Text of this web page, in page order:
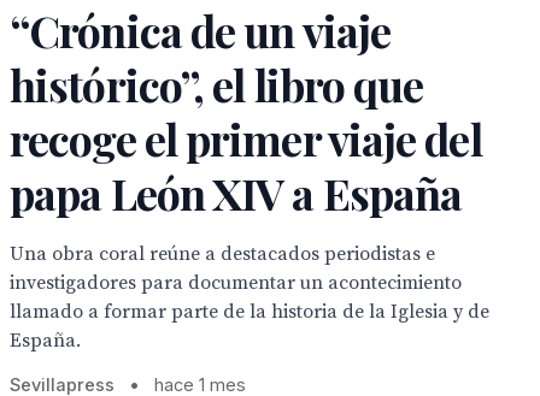
“Crónica de un viaje
histórico”, el libro que
recoge el primer viaje del
papa León XIV a España
Una obra coral reúne a destacados periodistas e
investigadores para documentar un acontecimiento
llamado a formar parte de la historia de la Iglesia y de
España.
Sevillapress • hace 1 mes